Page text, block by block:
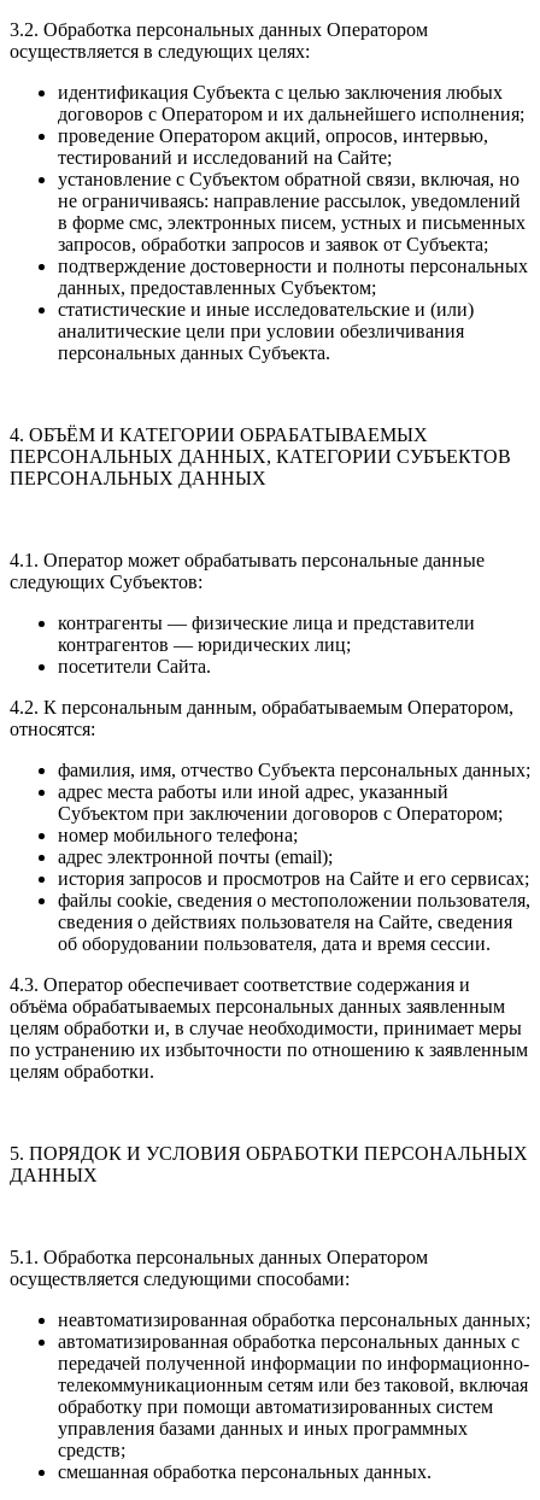
3.2. Обработка персональных данных Оператором
осуществляется в следующих целях:
идентификация Субъекта с целью заключения любых
договоров с Оператором и их дальнейшего исполнения;
проведение Оператором акций, опросов, интервью,
тестирований и исследований на Сайте;
установление с Субъектом обратной связи, включая, но
не ограничиваясь: направление рассылок, уведомлений
в форме смс, электронных писем, устных и письменных
запросов, обработки запросов и заявок от Субъекта;
подтверждение достоверности и полноты персональных
данных, предоставленных Субъектом;
статистические и иные исследовательские и (или)
аналитические цели при условии обезличивания
персональных данных Субъекта.
4. ОБЪЁМ И КАТЕГОРИИ ОБРАБАТЫВАЕМЫХ
ПЕРСОНАЛЬНЫХ ДАННЫХ, КАТЕГОРИИ СУБЪЕКТОВ
ПЕРСОНАЛЬНЫХ ДАННЫХ
4.1. Оператор может обрабатывать персональные данные
следующих Субъектов:
контрагенты — физические лица и представители
контрагентов — юридических лиц;
посетители Сайта.
4.2. К персональным данным, обрабатываемым Оператором,
относятся:
фамилия, имя, отчество Субъекта персональных данных;
адрес места работы или иной адрес, указанный
Субъектом при заключении договоров с Оператором;
номер мобильного телефона;
адрес электронной почты (email);
история запросов и просмотров на Сайте и его сервисах;
файлы cookie, сведения о местоположении пользователя,
сведения о действиях пользователя на Сайте, сведения
об оборудовании пользователя, дата и время сессии.
4.3. Оператор обеспечивает соответствие содержания и
объёма обрабатываемых персональных данных заявленным
целям обработки и, в случае необходимости, принимает меры
по устранению их избыточности по отношению к заявленным
целям обработки.
5. ПОРЯДОК И УСЛОВИЯ ОБРАБОТКИ ПЕРСОНАЛЬНЫХ
ДАННЫХ
5.1. Обработка персональных данных Оператором
осуществляется следующими способами:
неавтоматизированная обработка персональных данных;
автоматизированная обработка персональных данных с
передачей полученной информации по информационно-
телекоммуникационным сетям или без таковой, включая
обработку при помощи автоматизированных систем
управления базами данных и иных программных
средств;
смешанная обработка персональных данных.